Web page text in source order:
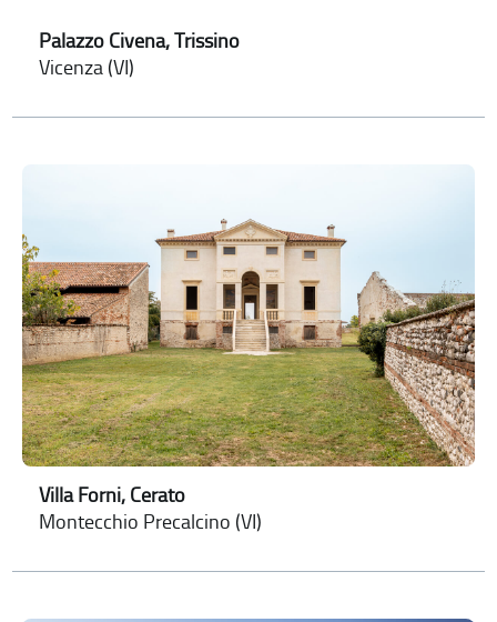
Palazzo Civena, Trissino
Vicenza (VI)
Villa Forni, Cerato
Montecchio Precalcino (VI)